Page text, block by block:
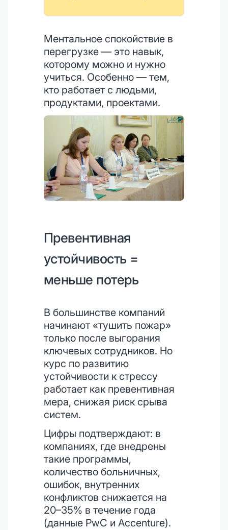
Ментальное спокойствие в
перегрузке — это навык,
которому можно и нужно
учиться. Особенно — тем,
кто работает с людьми,
продуктами, проектами.
Превентивная
устойчивость =
меньше потерь
В большинстве компаний
начинают «тушить пожар»
только после выгорания
ключевых сотрудников. Но
курс по развитию
устойчивости к стрессу
работает как превентивная
мера, снижая риск срыва
систем.
Цифры подтверждают: в
компаниях, где внедрены
такие программы,
количество больничных,
ошибок, внутренних
конфликтов снижается на
20–35% в течение года
(данные PwC и Accenture).